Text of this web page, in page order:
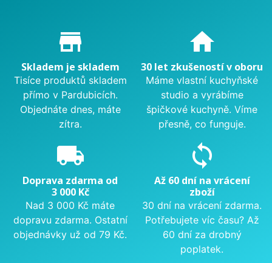
Proč nakupovat u nás?
store_mall_directory
Skladem je skladem
Tisíce produktů skladem
přímo v Pardubicích.
Objednáte dnes, máte
zítra.
home
30 let zkušeností v oboru
Máme vlastní kuchyňské
studio a vyrábíme
špičkové kuchyně. Víme
přesně, co funguje.
local_shipping
Doprava zdarma od
3 000 Kč
Nad 3 000 Kč máte
dopravu zdarma. Ostatní
objednávky už od 79 Kč.
sync
Až 60 dní na vrácení
zboží
30 dní na vrácení zdarma.
Potřebujete víc času? Až
60 dní za drobný
poplatek.